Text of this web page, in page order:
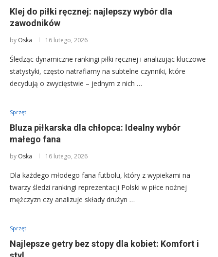
Klej do piłki ręcznej: najlepszy wybór dla
zawodników
by Oska 16 lutego, 2026
Śledząc dynamiczne rankingi piłki ręcznej i analizując kluczowe
statystyki, często natrafiamy na subtelne czynniki, które
decydują o zwycięstwie – jednym z nich …
Sprzęt
Bluza piłkarska dla chłopca: Idealny wybór
małego fana
by Oska 16 lutego, 2026
Dla każdego młodego fana futbolu, który z wypiekami na
twarzy śledzi rankingi reprezentacji Polski w piłce nożnej
mężczyzn czy analizuje składy drużyn …
Sprzęt
Najlepsze getry bez stopy dla kobiet: Komfort i